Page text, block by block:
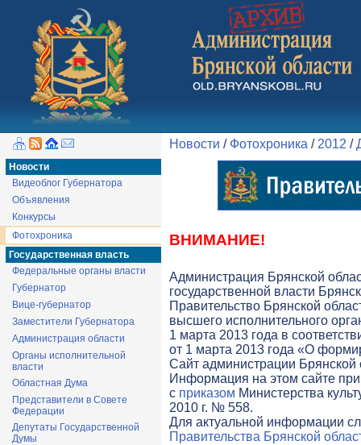
Новости
Видеоблог Губернатора
Объявления
Конкурсы
Фотохроника
Государственная власть
Федеральные органы власти
Губернатор
Вице-губернатор
Заместители Губернатора
Администрация области
Органы исполнительной
власти
Областная Дума
Представители в Совете
Федерации
Депутаты Государственной
Думы
Новости / Фотохроника / 2012 /
ВНИМАНИЕ!
Администрация Брянской
государственной власти
Правительство Брянской
высшего исполнительного
1 марта 2013 года в
от 1 марта 2013 года «О
Cайт администрации Брянской
Информация на этом сайте
с приказом Министерства
2010 г. № 558.
Для актуальной информации
Правительства Брянской